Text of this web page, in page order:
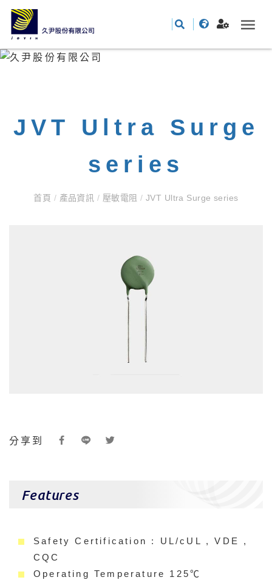
JVT Ultra Surge
series
首頁 / 產品資訊 / 壓敏電阻 / JVT Ultra Surge series
分享到
Features
Safety Certification : UL/cUL , VDE ,
CQC
Operating Temperature 125℃